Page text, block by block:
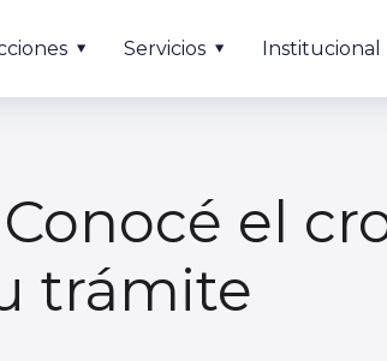
Servicios Institucional
el
trámite